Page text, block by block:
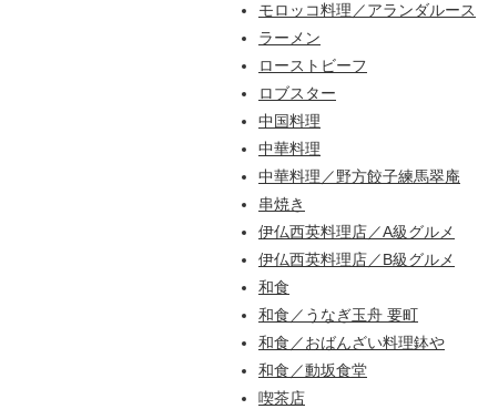
モロッコ料理／アランダルース
ラーメン
ローストビーフ
ロブスター
中国料理
中華料理
中華料理／野方餃子練馬翠庵
串焼き
伊仏西英料理店／A級グルメ
伊仏西英料理店／B級グルメ
和食
和食／うなぎ玉舟 要町
和食／おばんざい料理鉢や
和食／動坂食堂
喫茶店